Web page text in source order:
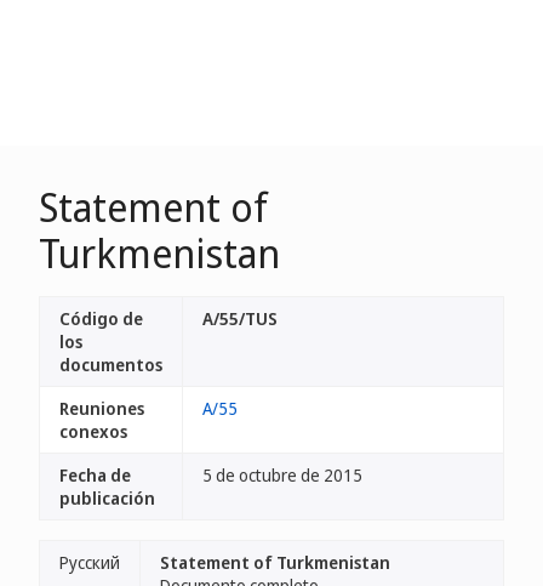
Statement of
Turkmenistan
Código de
los
documentos
A/55/TUS
Reuniones
conexos
A/55
Fecha de
publicación
5 de octubre de 2015
Русский
Statement of Turkmenistan